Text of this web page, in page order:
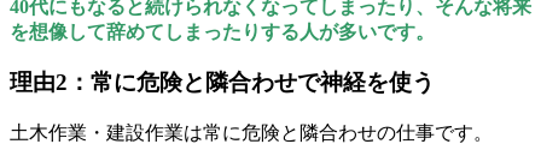
40代にもなると続けられなくなってしまったり、そんな将来
を想像して辞めてしまったりする人が多いです。
理由2：常に危険と隣合わせで神経を使う
土木作業・建設作業は常に危険と隣合わせの仕事です。